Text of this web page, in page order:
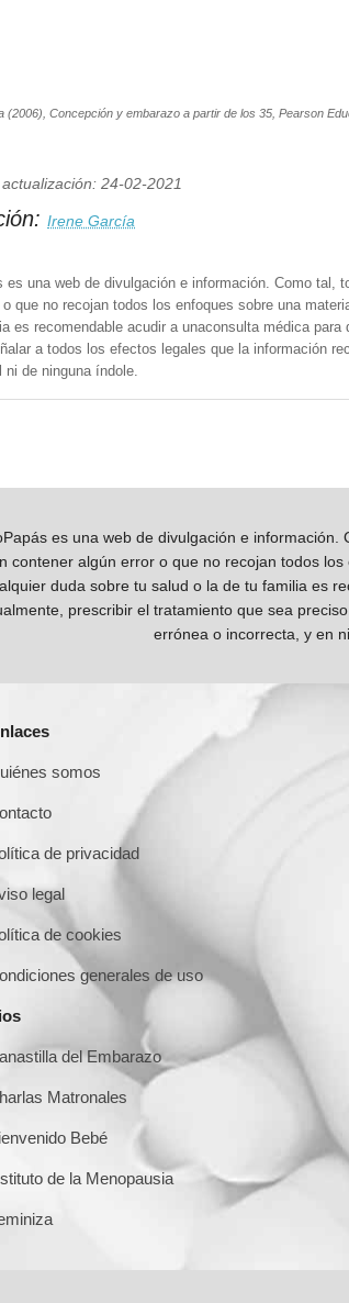
(2006), Concepción y embarazo a partir de los 35, Pearson
24-02-2021
Irene García
es una web de divulgación e información. Como
o que no recojan todos los enfoques sobre una
es recomendable acudir a unaconsulta médica
a todos los efectos legales que la información
ni de ninguna índole.
es una web de divulgación e
contener algún error o que no recojan todos
duda sobre tu salud o la de tu familia es
prescribir el tratamiento que sea
errónea o incorrecta, y en
somos
de privacidad
legal
de cookies
generales de uso
del Embarazo
Matronales
Bebé
de la Menopausia